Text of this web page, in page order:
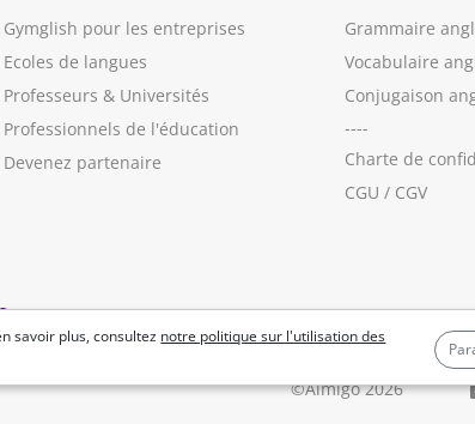
savoir plus, consultez notre politique sur l'utilisation des
Gymglish pour les entreprises
Ecoles de langues
Professeurs & Universités
Professionnels de l'éducation
Devenez partenaire
Grammaire
Vocabulaire
Conjugaison
----
Charte de
CGU / CGV
©Aimigo 2026